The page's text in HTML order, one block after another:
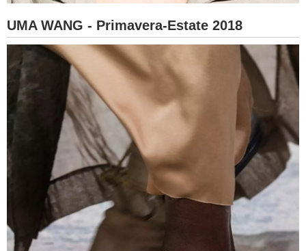
UMA WANG - Primavera-Estate 2018